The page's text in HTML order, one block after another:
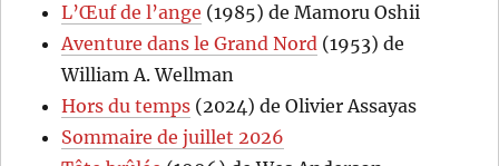
L’Œuf de l’ange (1985) de Mamoru Oshii
Aventure dans le Grand Nord (1953) de
William A. Wellman
Hors du temps (2024) de Olivier Assayas
Sommaire de juillet 2026